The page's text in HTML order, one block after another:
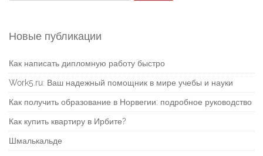
Новые публикации
Как написать дипломную работу быстро
Work5.ru: Ваш надежный помощник в мире учебы и науки
Как получить образование в Норвегии: подробное руководство
Как купить квартиру в Ирбите?
Шмалькальде